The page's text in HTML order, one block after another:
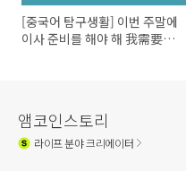
[중국어 탐구생활] 이번 주말에
이사 준비를 해야 해 我需要在
앰코인스토리
라이프분야 크리에이터